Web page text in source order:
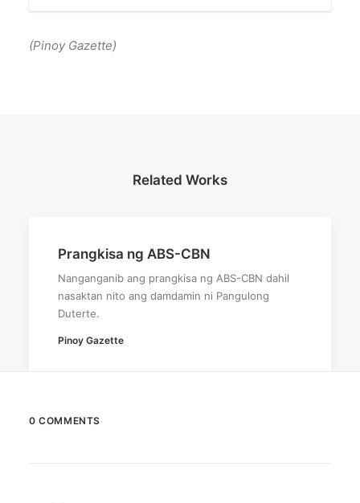
(Pinoy Gazette)
Related Works
Prangkisa ng ABS-CBN
Nanganganib ang prangkisa ng ABS-CBN dahil
nasaktan nito ang damdamin ni Pangulong
Duterte.
Pinoy Gazette
0 COMMENTS